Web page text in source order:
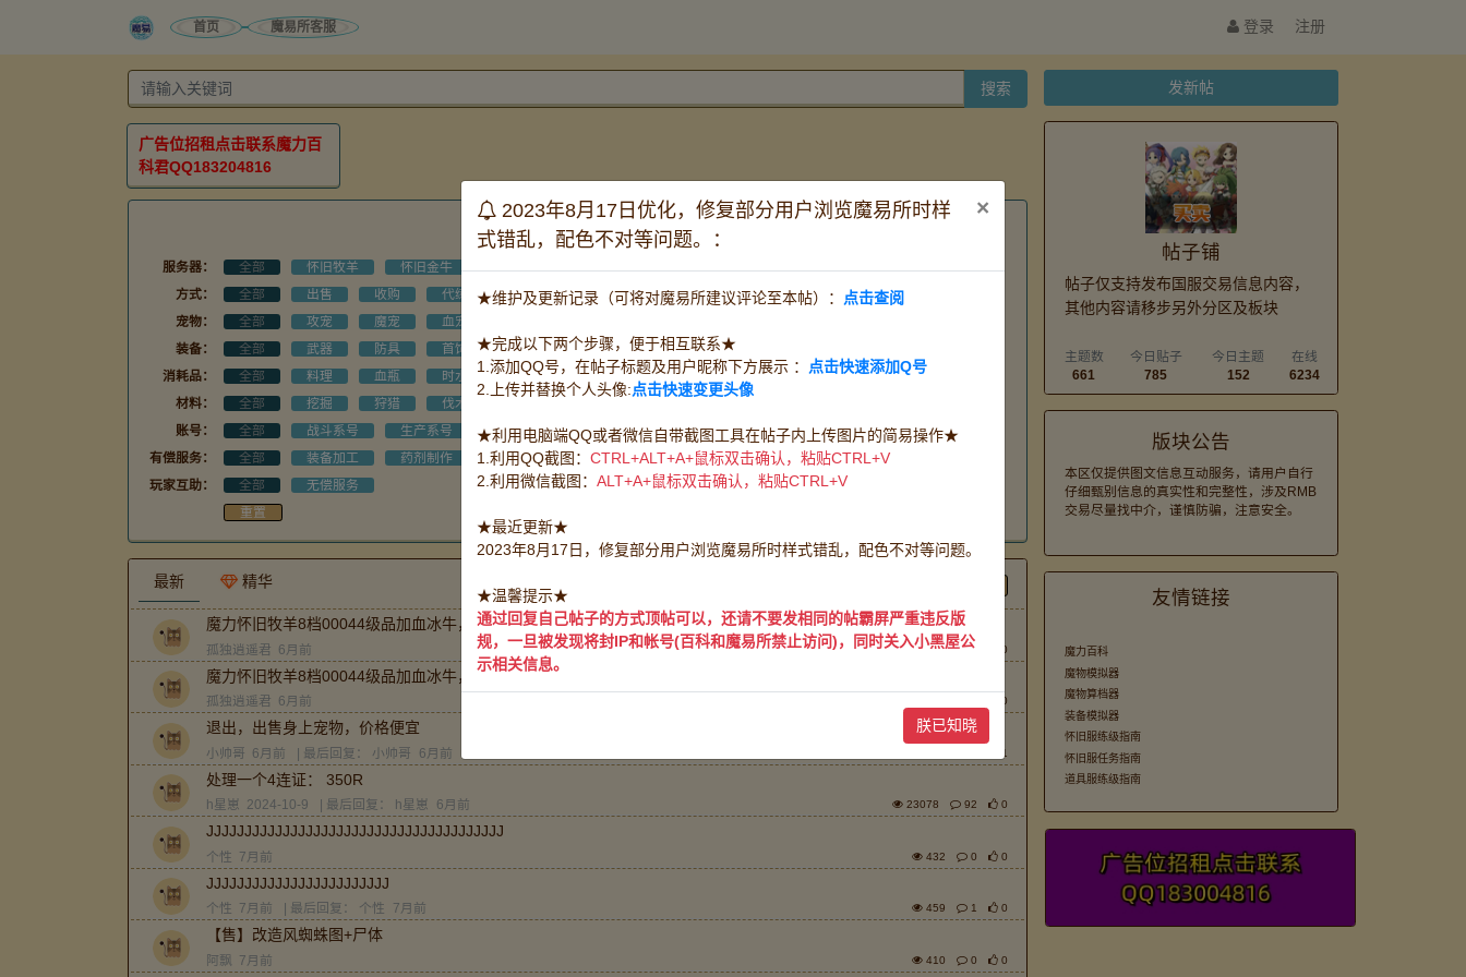
首页 魔易所客服 登录 注册
搜索
广告位招租点击联系魔力百
科君QQ183204816
帖子铺
服务器： 全部 怀旧牧羊 怀旧金牛
方式：
全部 出售 收购
代练
宠物：
全部 攻宠 魔宠 血宠
装备：
全部 武器 防具 首饰 水晶
PK装
消耗品：
全部 料理 血瓶 时水 技能草 精华 改图 其他消耗品
魔币(游戏币)
材料：
全部 挖掘 狩猎 伐木
账号：
全部 战斗系号 生产系号 服务系号
采集系号
有偿服务：
全部 装备加工 药剂制作 料理烹饪 物品鉴定 救死扶伤
带路开门
玩家互助：
全部
无偿服务
重置
最新 精华
魔力怀旧牧羊8档00044级品加血冰牛，属性拉满，不掉血攻防，随机分布也很棒！
孤独逍遥君 6月前 417 0 0
魔力怀旧牧羊8档00044级品加血冰牛，属性拉满，不掉血攻防，随机分布也很棒！
孤独逍遥君 6月前 0
退出，出售身上宠物，价格便宜
小帅哥 6月前 | 最后回复： 小帅哥 6月前 1
处理一个4连证： 350R
h星崽 2024-10-9 | 最后回复： h星崽 6月前 23078 92 0
JJJJJJJJJJJJJJJJJJJJJJJJJJJJJJJJJJJJJJJ
个性 7月前 432 0 0
JJJJJJJJJJJJJJJJJJJJJJJJ
个性 7月前 | 最后回复： 个性 7月前 459 1 0
【售】改造风蜘蛛图+尸体
阿飘 7月前 410 0 0
发新帖
帖子铺
帖子仅支持发布国服交易信息内容，
其他内容请移步另外分区及板块
主题数
661
今日贴子
785
今日主题
152
在线
6234
版块公告
本区仅提供图文信息互动服务，请用户自行
仔细甄别信息的真实性和完整性，涉及RMB
交易尽量找中介，谨慎防骗，注意安全。
友情链接
魔力百科
魔物模拟器
魔物算档器
装备模拟器
怀旧服练级指南
怀旧服任务指南
道具服练级指南
2023年8月17日优化，修复部分用户浏览魔易所时样
式错乱，配色不对等问题。：
×
★维护及更新记录（可将对魔易所建议评论至本帖）： 点击查阅
★完成以下两个步骤，便于相互联系★
1.添加QQ号，在帖子标题及用户昵称下方展示 ：
点击快速添加Q号
2.上传并替换个人头像:点击快速变更头像
★利用电脑端QQ或者微信自带截图工具在帖子内上传图片的简易操作★
1.利用QQ截图： CTRL+ALT+A+鼠标双击确认，粘贴CTRL+V
2.利用微信截图： ALT+A+鼠标双击确认，粘贴CTRL+V
★最近更新★
2023年8月17日，修复部分用户浏览魔易所时样式错乱，配色不对等问题。
★温馨提示★
通过回复自己帖子的方式顶帖可以，还请不要发相同的帖霸屏严重违反版
规，一旦被发现将封IP和帐号(百科和魔易所禁止访问)，同时关入小黑屋公
示相关信息。
朕已知晓